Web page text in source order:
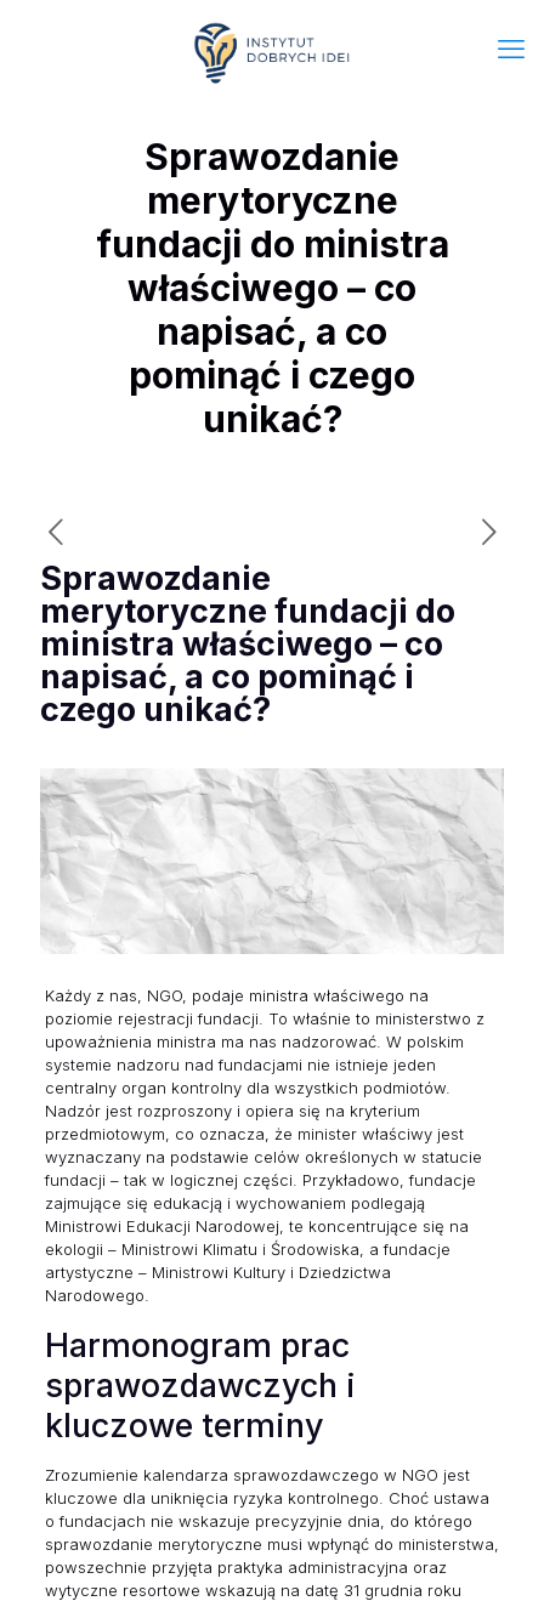
Sprawozdanie
merytoryczne
fundacji do ministra
właściwego – co
napisać, a co
pominąć i czego
unikać?
Sprawozdanie
merytoryczne fundacji do
ministra właściwego – co
napisać, a co pominąć i
czego unikać?
Każdy z nas, NGO, podaje ministra właściwego na
poziomie rejestracji fundacji. To właśnie to ministerstwo z
upoważnienia ministra ma nas nadzorować. W polskim
systemie nadzoru nad fundacjami nie istnieje jeden
centralny organ kontrolny dla wszystkich podmiotów.
Nadzór jest rozproszony i opiera się na kryterium
przedmiotowym, co oznacza, że minister właściwy jest
wyznaczany na podstawie celów określonych w statucie
fundacji – tak w logicznej części. Przykładowo, fundacje
zajmujące się edukacją i wychowaniem podlegają
Ministrowi Edukacji Narodowej, te koncentrujące się na
ekologii – Ministrowi Klimatu i Środowiska, a fundacje
artystyczne – Ministrowi Kultury i Dziedzictwa
Narodowego.
Harmonogram prac
sprawozdawczych i
kluczowe terminy
Zrozumienie kalendarza sprawozdawczego w NGO jest
kluczowe dla uniknięcia ryzyka kontrolnego. Choć ustawa
o fundacjach nie wskazuje precyzyjnie dnia, do którego
sprawozdanie merytoryczne musi wpłynąć do ministerstwa,
powszechnie przyjęta praktyka administracyjna oraz
wytyczne resortowe wskazują na datę 31 grudnia roku